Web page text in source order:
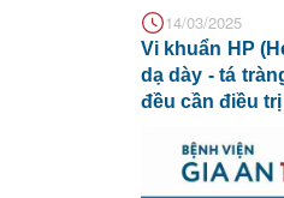
14/03/2025
Vi khuẩn HP
dạ dày - tá
đều cần điều